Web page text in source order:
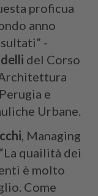
proficua
anno
-
del Corso
e
Urbane.
, Managing
quailità dei
è molto
Come